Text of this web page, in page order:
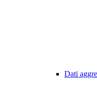
Dati